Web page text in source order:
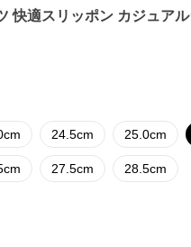
快適スリッポン カジュア
24.5cm 25.0cm
27.5cm 28.5cm